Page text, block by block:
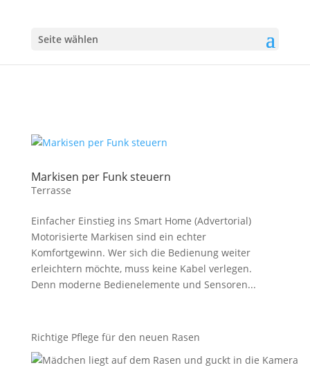
Seite wählen
Markisen per Funk steuern
Terrasse
Einfacher Einstieg ins Smart Home (Advertorial)
Motorisierte Markisen sind ein echter
Komfortgewinn. Wer sich die Bedienung weiter
erleichtern möchte, muss keine Kabel verlegen.
Denn moderne Bedienelemente und Sensoren...
Richtige Pflege für den neuen Rasen